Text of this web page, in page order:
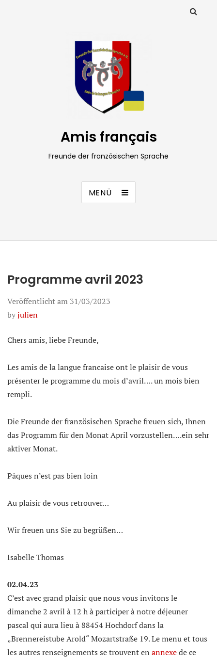
Amis français
Freunde der französischen Sprache
MENÜ
Programme avril 2023
Veröffentlicht am 31/03/2023
byjulien
Chers amis, liebe Freunde,
Les amis de la langue francaise ont le plaisir de vous
présenter le programme du mois d’avril…. un mois bien
rempli.
Die Freunde der französischen Sprache freuen sich, Ihnen
das Programm für den Monat April vorzustellen….ein sehr
aktiver Monat.
Pâques n’est pas bien loin
Au plaisir de vous retrouver…
Wir freuen uns Sie zu begrüßen…
Isabelle Thomas
02.04.23
C’est avec grand plaisir que nous vous invitons le
dimanche 2 avril à 12 h à participer à notre déjeuner
pascal qui aura lieu à 88454 Hochdorf dans la
„Brennereistube Arold“ Mozartstraße 19. Le menu et tous
les autres renseignements se trouvent en annexede ce